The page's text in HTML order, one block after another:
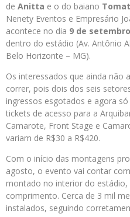
de Anitta e o do baiano
Nenety Eventos e Empresário
acontece no dia 9 de setembro
dentro do estádio (Av. Antônio
Belo Horizonte – MG).
Os interessados que ainda não
correr, pois dois dos seis
ingressos esgotados e agora
tickets de acesso para a
Camarote, Front Stage e
variam de R$30 a R$420.
Com o início das montagens
agosto, o evento vai contar
montado no interior do
comprimento. Cerca de 3 mil
instalados, seguindo